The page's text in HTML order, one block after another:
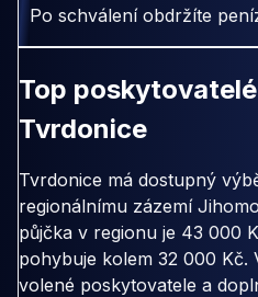
Po schválení obdržíte
Top
Tvrdonice
Tvrdonice má dostupný
regionálnímu zázemí
půjčka v regionu je 43 000
pohybuje kolem 32 000 Kč.
volené poskytovatele a